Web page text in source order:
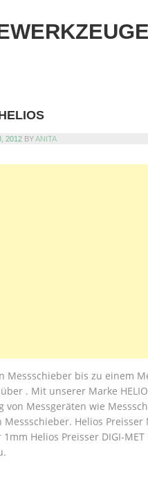
2012 BYANITA
bis zu einem
. Mit unserer Marke
von Messgeräten wie
Messschieber. Helios
Helios Preisser DIGI-